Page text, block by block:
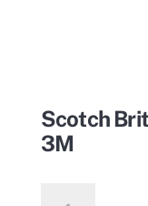
Scotch
3M